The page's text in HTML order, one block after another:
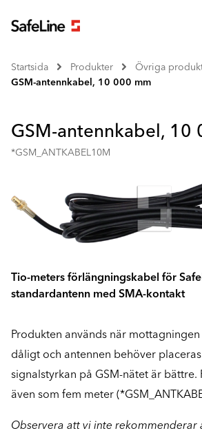
Startsida Produkter Övriga
GSM-antennkabel, 10 000 mm
GSM-antennkabel, 10
*GSM_ANTKABEL10M
Tio-meters förlängningskabel för
standardantenn med SMA-kontakt
Produkten används när
dåligt och antennen behöver
signalstyrkan på GSM-nätet är bättre.
även som fem meter
Observera att vi inte rekommenderar